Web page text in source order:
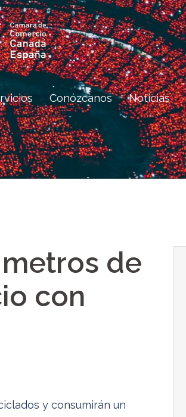
Conózcanos Noticias
de
con
y consumirán un